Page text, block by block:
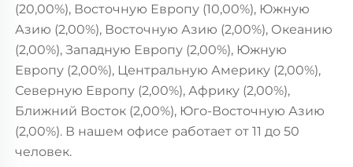
(20,00%), Восточную Европу (10,00%), Южную
Азию (2,00%), Восточную Азию (2,00%), Океанию
(2,00%), Западную Европу (2,00%), Южную
Европу (2,00%), Центральную Америку (2,00%),
Северную Европу (2,00%), Африку (2,00%),
Ближний Восток (2,00%), Юго-Восточную Азию
(2,00%). В нашем офисе работает от 11 до 50
человек.